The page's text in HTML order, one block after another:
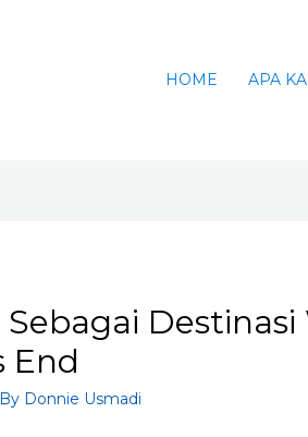
HOME APA
Destinasi
End
Donnie Usmadi